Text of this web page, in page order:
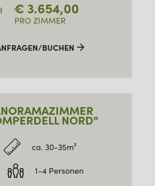
€ 3.654,00
PRO ZIMMER
BUCHEN
NORD"
ca. 30-35m²
1-4 Personen